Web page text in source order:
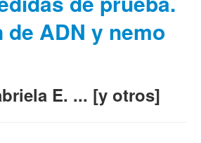
de ADN y nemo
E. ... [y otros]